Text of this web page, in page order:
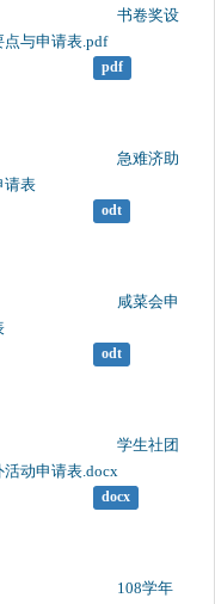
点与申请表.pdf
pdf
请表
odt
odt
活动申请表.docx
docx